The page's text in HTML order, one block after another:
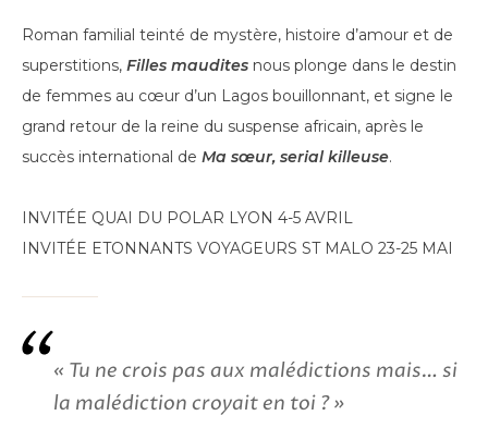
Roman familial teinté de mystère, histoire d’amour et de
superstitions, Filles maudites nous plonge dans le destin
de femmes au cœur d’un Lagos bouillonnant, et signe le
grand retour de la reine du suspense africain, après le
succès international de Ma sœur, serial killeuse.
INVITÉE QUAI DU POLAR LYON 4-5 AVRIL
INVITÉE ETONNANTS VOYAGEURS ST MALO 23-25 MAI
« Tu ne crois pas aux malédictions mais… si
la malédiction croyait en toi ? »